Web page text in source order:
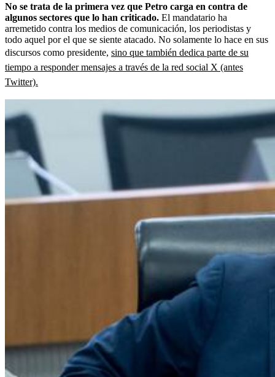
No se trata de la primera vez que Petro carga en contra de
algunos sectores que lo han criticado. El mandatario ha
arremetido contra los medios de comunicación, los periodistas y
todo aquel por el que se siente atacado. No solamente lo hace en sus
discursos como presidente, sino que también dedica parte de su
tiempo a responder mensajes a través de la red social X (antes
Twitter).